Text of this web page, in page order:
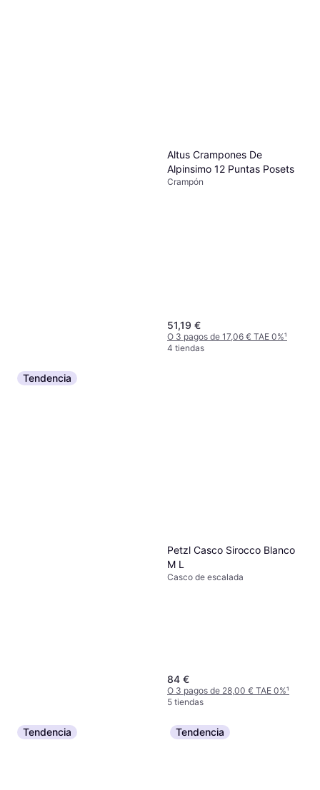
Black Diamond Hotforge
Altus Crampones De
Alpinsimo 12 Puntas Posets
Crampón
51,19 €
O 3 pagos de 17,06 € TAE 0%¹
4 tiendas
Tendencia
Petzl Casco Sirocco Blanco
M L
Casco de escalada
84 €
O 3 pagos de 28,00 € TAE 0%¹
5 tiendas
Tendencia Tendencia